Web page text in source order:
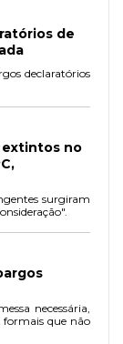
de
declaratórios
extintos no
surgiram
necessária,
formais que não